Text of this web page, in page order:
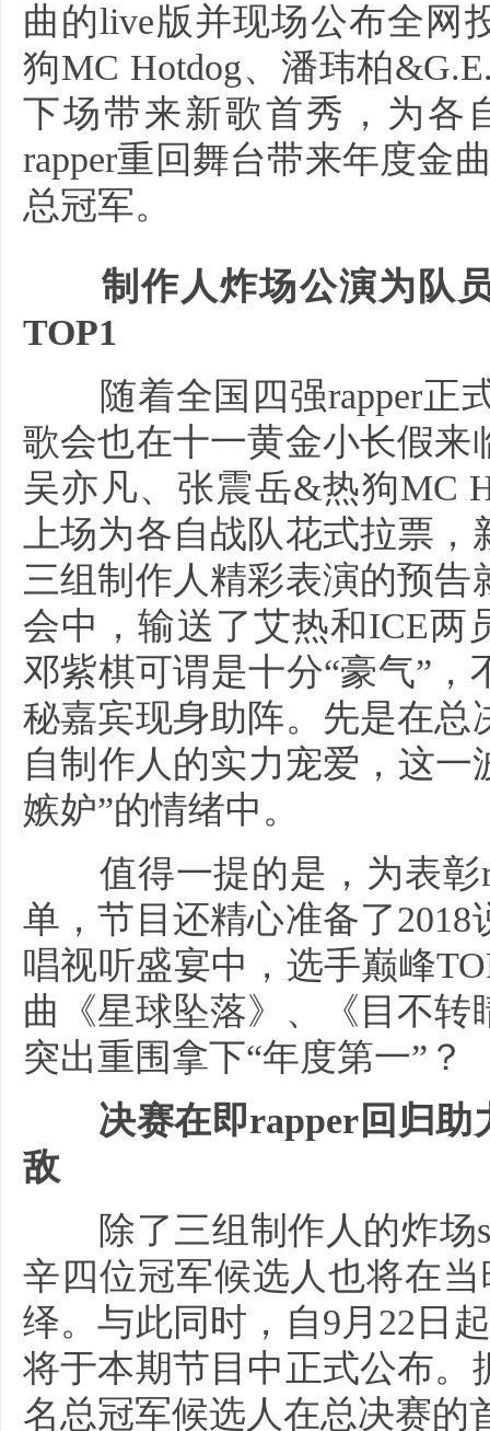
曲的live版并现场公布全网
狗MC Hotdog、潘玮柏
下场带来新歌首秀，为各
rapper重回舞台带来年度金
总冠军。
制作人炸场公演为队
TOP1
随着全国四强rapper正
歌会也在十一黄金小长假
吴亦凡、张震岳&热狗MC
上场为各自战队花式拉票
三组制作人精彩表演的预
会中，输送了艾热和ICE两
邓紫棋可谓是十分“豪气”
秘嘉宾现身助阵。先是在
自制作人的实力宠爱，这一
嫉妒”的情绪中。
值得一提的是，为表彰
单，节目还精心准备了
唱视听盛宴中，选手巅峰
曲《星球坠落》、《目不
突出重围拿下“年度第一”？
决赛在即rapper回归助
敌
除了三组制作人的炸场
辛四位冠军候选人也将在
绎。与此同时，自9月22日
将于本期节目中正式公布
名总冠军候选人在总决赛的